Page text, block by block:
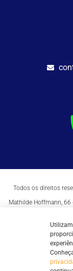
Todos os direitos
Mathilde Hoffmann, 66